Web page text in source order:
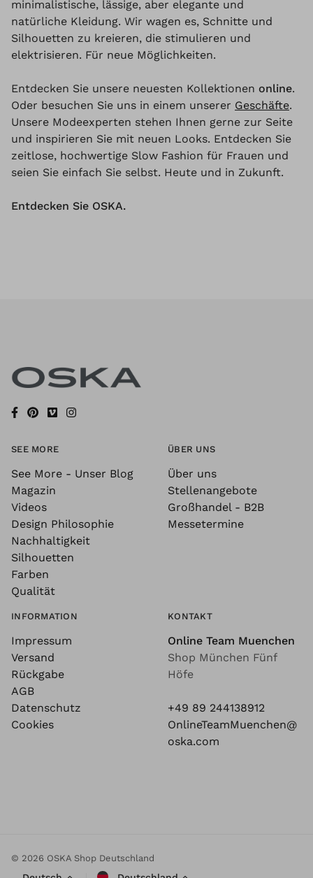
minimalistische, lässige, aber elegante und
natürliche Kleidung. Wir wagen es, Schnitte und
Silhouetten zu kreieren, die stimulieren und
elektrisieren. Für neue Möglichkeiten.
Entdecken Sie unsere neuesten Kollektionen online.
Oder besuchen Sie uns in einem unserer Geschäfte.
Unsere Modeexperten stehen Ihnen gerne zur Seite
und inspirieren Sie mit neuen Looks. Entdecken Sie
zeitlose, hochwertige Slow Fashion für Frauen und
seien Sie einfach Sie selbst. Heute und in Zukunft.
Entdecken Sie OSKA.
SEE MORE
See More - Unser Blog
Magazin
Videos
Design Philosophie
Nachhaltigkeit
Silhouetten
Farben
Qualität
ÜBER UNS
Über uns
Stellenangebote
Großhandel - B2B
Messetermine
INFORMATION
Impressum
Versand
Rückgabe
AGB
Datenschutz
Cookies
KONTAKT
Online Team Muenchen
Shop München Fünf
Höfe
+49 89 244138912
OnlineTeamMuenchen@
oska.com
© 2026 OSKA Shop Deutschland